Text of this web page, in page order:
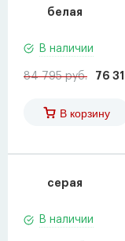
белая
В наличии
84 795 руб. 76
В корзину
серая
В наличии